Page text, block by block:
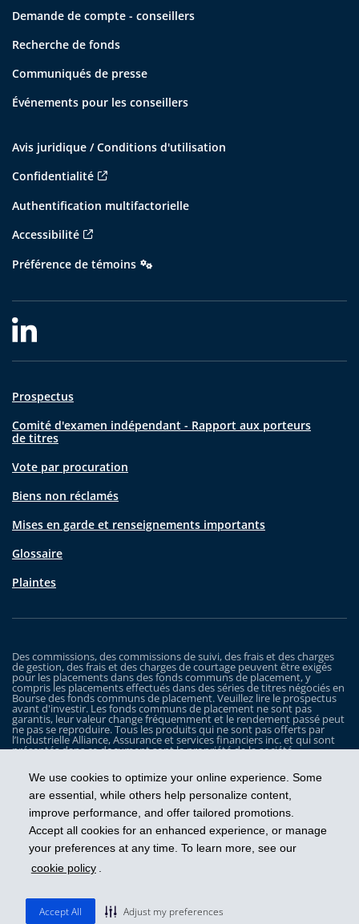
We use cookies to optimize your online experience. Some
are essential, while others help personalize content,
improve performance, and offer tailored promotions.
Accept all cookies for an enhanced experience, or manage
your preferences at any time. To learn more, see our
cookie policy .
Accept All Adjust my preferences
Demande de compte - conseillers
Recherche de fonds
Communiqués de presse
Événements pour les conseillers
Avis juridique / Conditions d'utilisation
Confidentialité
Authentification multifactorielle
Accessibilité
Préférence de témoins
Prospectus
Comité d'examen indépendant - Rapport aux porteurs
de titres
Vote par procuration
Biens non réclamés
Mises en garde et renseignements importants
Glossaire
Plaintes
Des commissions, des commissions de suivi, des frais et des charges
de gestion, des frais et des charges de courtage peuvent être exigés
pour les placements dans des fonds communs de placement, y
compris les placements effectués dans des séries de titres négociés en
Bourse des fonds communs de placement. Veuillez lire le prospectus
avant d'investir. Les fonds communs de placement ne sont pas
garantis, leur valeur change fréquemment et le rendement passé peut
ne pas se reproduire. Tous les produits qui ne sont pas offerts par
l’Industrielle Alliance, Assurance et services financiers inc. et qui sont
présentés dans ce document sont la propriété de la société
sont utilisés ici qu’à titre d’illustration seulement.
Les Fonds iA Clarington sont gérés par Placements IA Clarington inc. iA
Clarington, le logo d’iA Clarington, iA Gestion de patrimoine et le logo
de iA Gestion de patrimoine sont des marques de commerce, utilisées
sous licence, de l’Industrielle Alliance, Assurance et services financiers
© 2026 Placements IA Clarington inc.